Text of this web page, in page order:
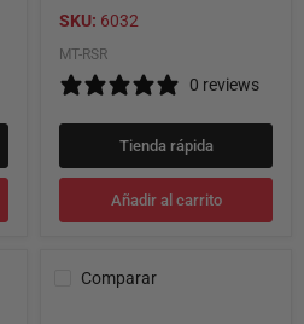
12 pulgadas
SKU: 6032
MT-RSR
0 reviews
Tienda rápida
Añadir al carrito
Comparar